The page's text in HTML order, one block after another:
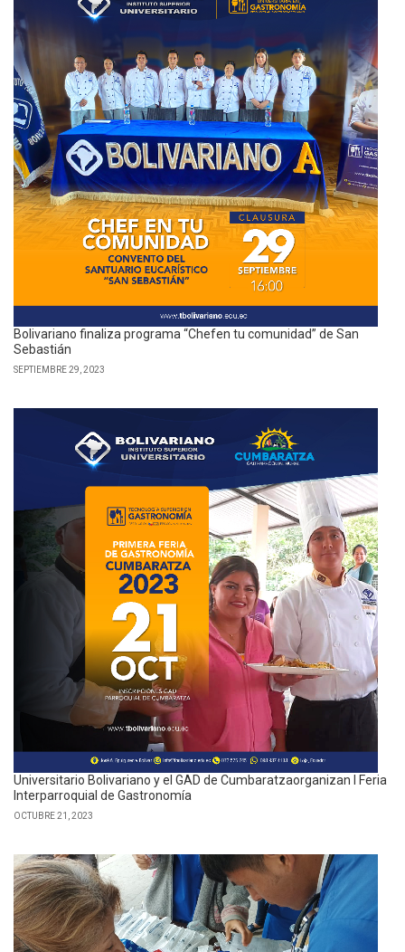
Bolivariano finaliza programa “Chefen tu comunidad” de San
Sebastián
SEPTIEMBRE 29, 2023
Universitario Bolivariano y el GAD de Cumbaratzaorganizan I Feria
Interparroquial de Gastronomía
OCTUBRE 21, 2023